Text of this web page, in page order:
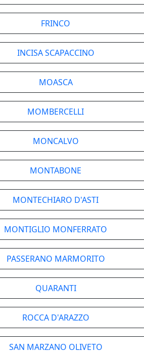
FRINCO
INCISA SCAPACCINO
MOASCA
MOMBERCELLI
MONCALVO
MONTABONE
MONTECHIARO D'ASTI
MONTIGLIO MONFERRATO
PASSERANO MARMORITO
QUARANTI
ROCCA D'ARAZZO
SAN MARZANO OLIVETO